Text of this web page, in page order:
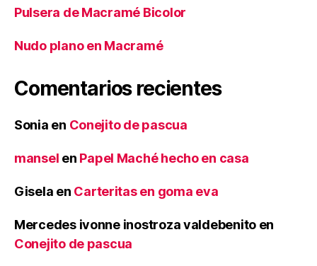
Pulsera de Macramé Bicolor
Nudo plano en Macramé
Comentarios recientes
Sonia en Conejito de pascua
mansel en Papel Maché hecho en casa
Gisela en Carteritas en goma eva
Mercedes ivonne inostroza valdebenito en
Conejito de pascua